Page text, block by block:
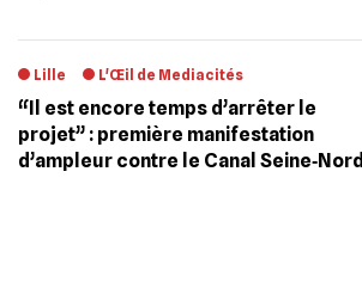
Lille L'Œil de Mediacités
“Il est encore temps d’arrêter le
projet” : première manifestation
d’ampleur contre le Canal Seine‐Nord